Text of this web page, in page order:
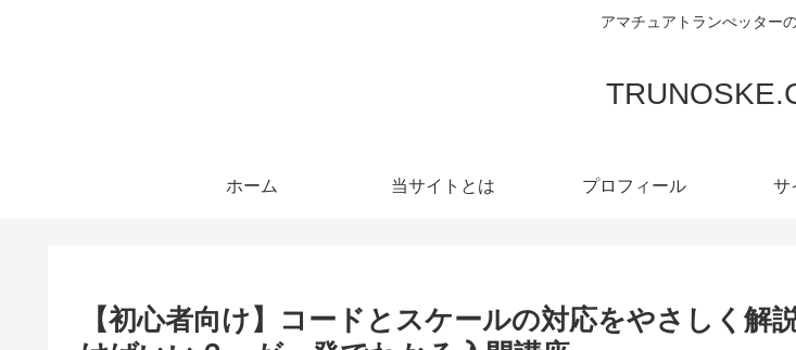
アマチュアトランぺッター
ホーム 当サイトとは プロフィール サ
【初心者向け】コードとスケールの対応をやさしく解